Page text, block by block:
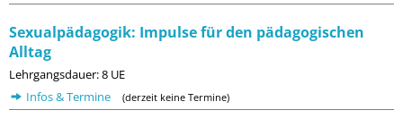
Sexualpädagogik: Impulse für den pädagogischen
Alltag
Lehrgangsdauer: 8 UE
Infos & Termine
(derzeit keine Termine)